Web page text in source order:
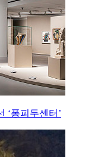
‘퐁피두센터’